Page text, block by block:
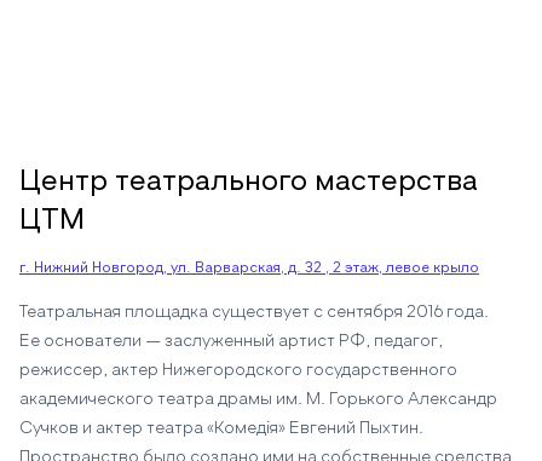
Центр театрального мастерства
ЦТМ
г. Нижний Новгород, ул. Варварская, д. 32 , 2 этаж, левое крыло
Театральная площадка существует с сентября 2016 года.
Ее основатели — заслуженный артист РФ, педагог,
режиссер, актер Нижегородского государственного
академического театра драмы им. М. Горького Александр
Сучков и актер театра «Комедiя» Евгений Пыхтин.
Пространство было создано ими на собственные средства